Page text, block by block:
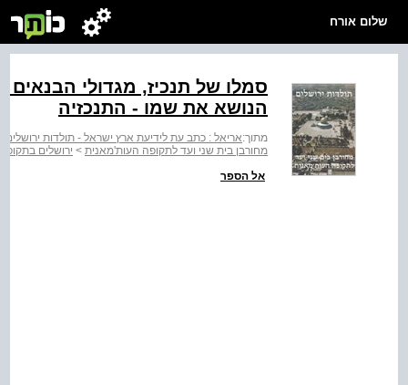
שלום אורח
סמלו של תנכיז, מגדולי הבנאים
הנושא את שמו - התנכזיה
מתוך:אריאל : כתב עת לידיעת ארץ ישראל - תולדות
מחורבן בית שני ועד לתקופה העות'מאנית > ירושלים
אל הספר